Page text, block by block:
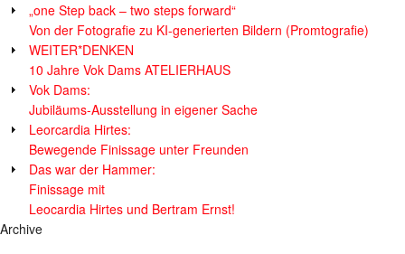
„one Step back – two steps forward“
Von der Fotografie zu KI-generierten Bildern (Promtografie)
WEITER*DENKEN
10 Jahre Vok Dams ATELIERHAUS
Vok Dams:
Jubiläums-Ausstellung in eigener Sache
Leorcardia Hirtes:
Bewegende Finissage unter Freunden
Das war der Hammer:
Finissage mit
Leocardia Hirtes und Bertram Ernst!
Archive